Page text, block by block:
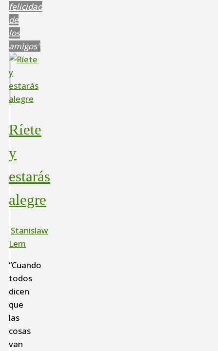
felicidad
de
los
amigos"
Ríete
y
estarás
alegre
Stanislaw
Lem
“Cuando
todos
dicen
que
las
cosas
van